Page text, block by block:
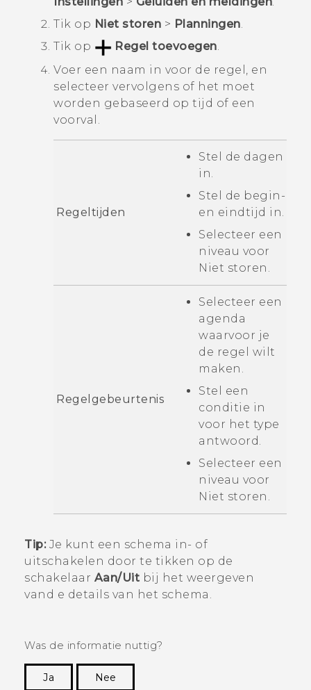
Tik op Niet storen > Planningen.
Tik op
Regel toevoegen.
Voer een naam in voor de regel, en
selecteer vervolgens of het moet
worden gebaseerd op tijd of een
voorval.
Regeltijden
Stel de dagen
in.
Stel de begin-
en eindtijd in.
Selecteer een
niveau voor
Niet storen
Regelgebeurtenis
Selecteer een
agenda
waarvoor je
de regel wilt
maken.
Stel een
conditie in
voor het type
antwoord.
Selecteer een
niveau voor
Niet storen
Tip:Je kunt een schema in- of
uitschakelen door te tikken op de
schakelaar Aan/Uit bij het weergeven
vand e details van het schema.
Was de informatie nuttig?
Ja
Nee